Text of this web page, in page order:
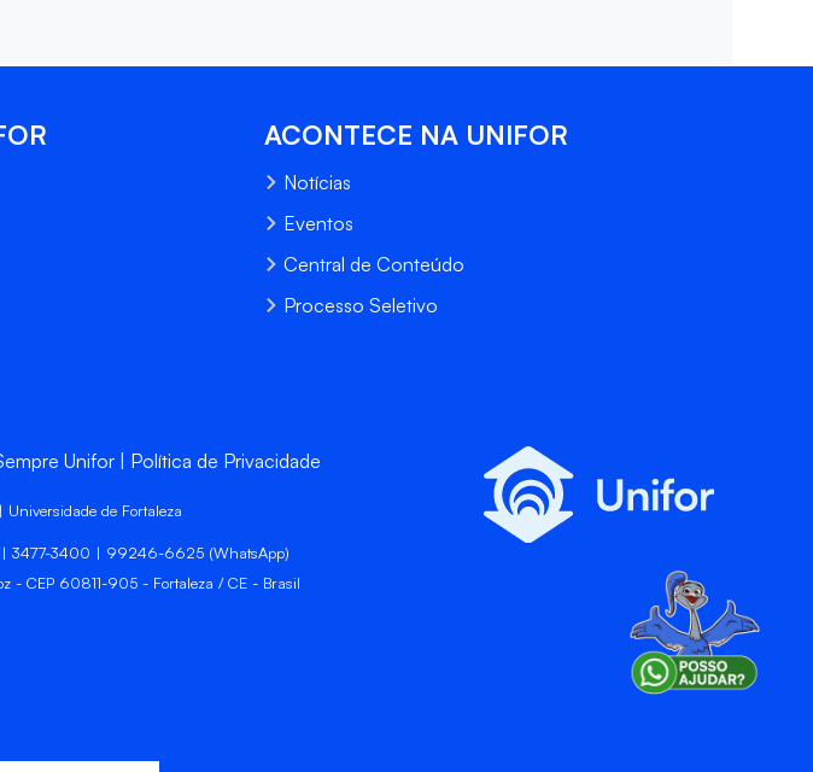
ACONTECE NA UNIFOR
Notícias
Eventos
Central de Conteúdo
Processo Seletivo
Unifor Política de Privacidade
de Fortaleza
| 3477-3400 | 99246-6625 (WhatsApp)
- CEP 60811-905 - Fortaleza / CE - Brasil